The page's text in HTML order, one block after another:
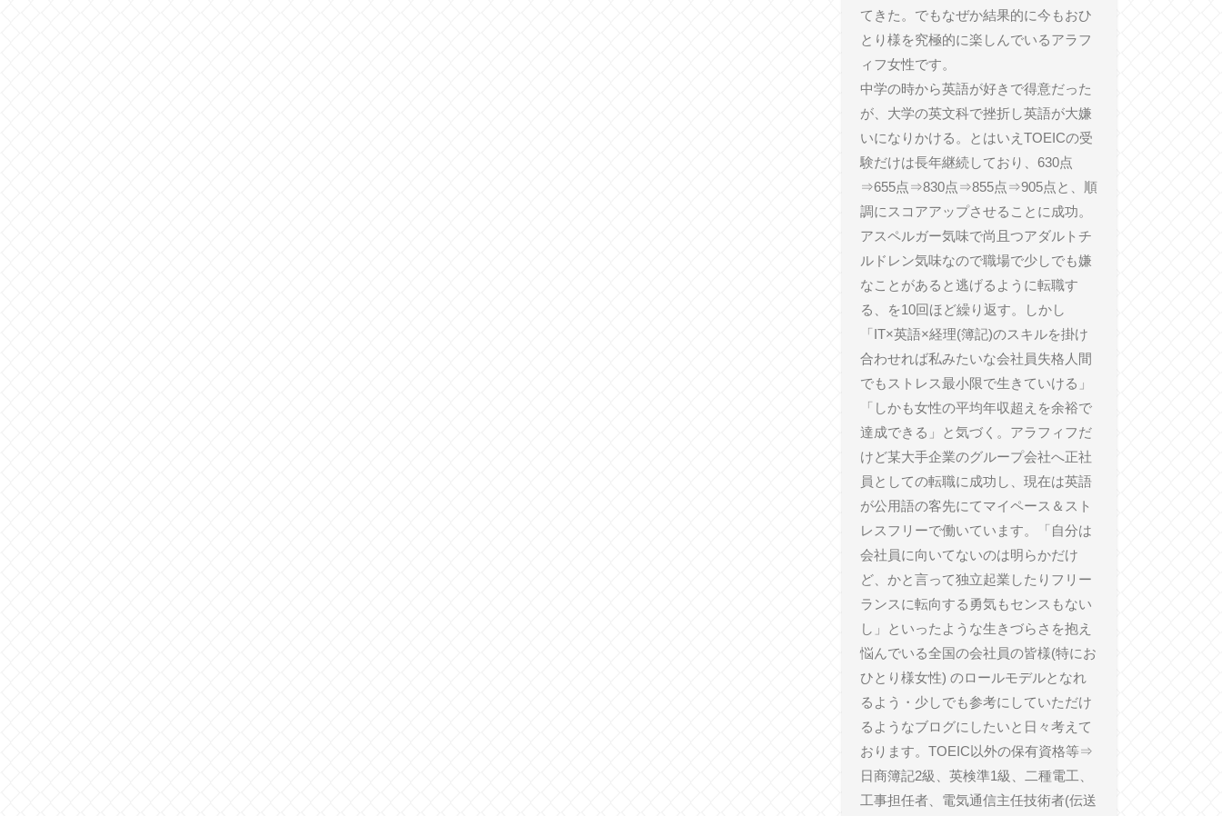
てきた。でもなぜか結果的に今もおひ
とり様を究極的に楽しんでいるアラフ
ィフ女性です。
中学の時から英語が好きで得意だった
が、大学の英文科で挫折し英語が大嫌
いになりかける。とはいえTOEICの受
験だけは長年継続しており、630点
⇒655点⇒830点⇒855点⇒905点と、順
調にスコアアップさせることに成功。
アスペルガー気味で尚且つアダルトチ
ルドレン気味なので職場で少しでも嫌
なことがあると逃げるように転職す
る、を10回ほど繰り返す。しかし
「IT×英語×経理(簿記)のスキルを掛け
合わせれば私みたいな会社員失格人間
でもストレス最小限で生きていける」
「しかも女性の平均年収超えを余裕で
達成できる」と気づく。アラフィフだ
けど某大手企業のグループ会社へ正社
員としての転職に成功し、現在は英語
が公用語の客先にてマイペース＆スト
レスフリーで働いています。「自分は
会社員に向いてないのは明らかだけ
ど、かと言って独立起業したりフリー
ランスに転向する勇気もセンスもない
し」といったような生きづらさを抱え
悩んでいる全国の会社員の皆様(特にお
ひとり様女性) のロールモデルとなれ
るよう・少しでも参考にしていただけ
るようなブログにしたいと日々考えて
おります。TOEIC以外の保有資格等⇒
日商簿記2級、英検準1級、二種電工、
工事担任者、電気通信主任技術者(伝送